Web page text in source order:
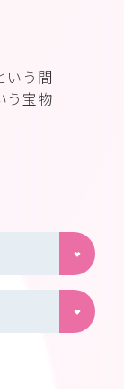
いう間
う宝物